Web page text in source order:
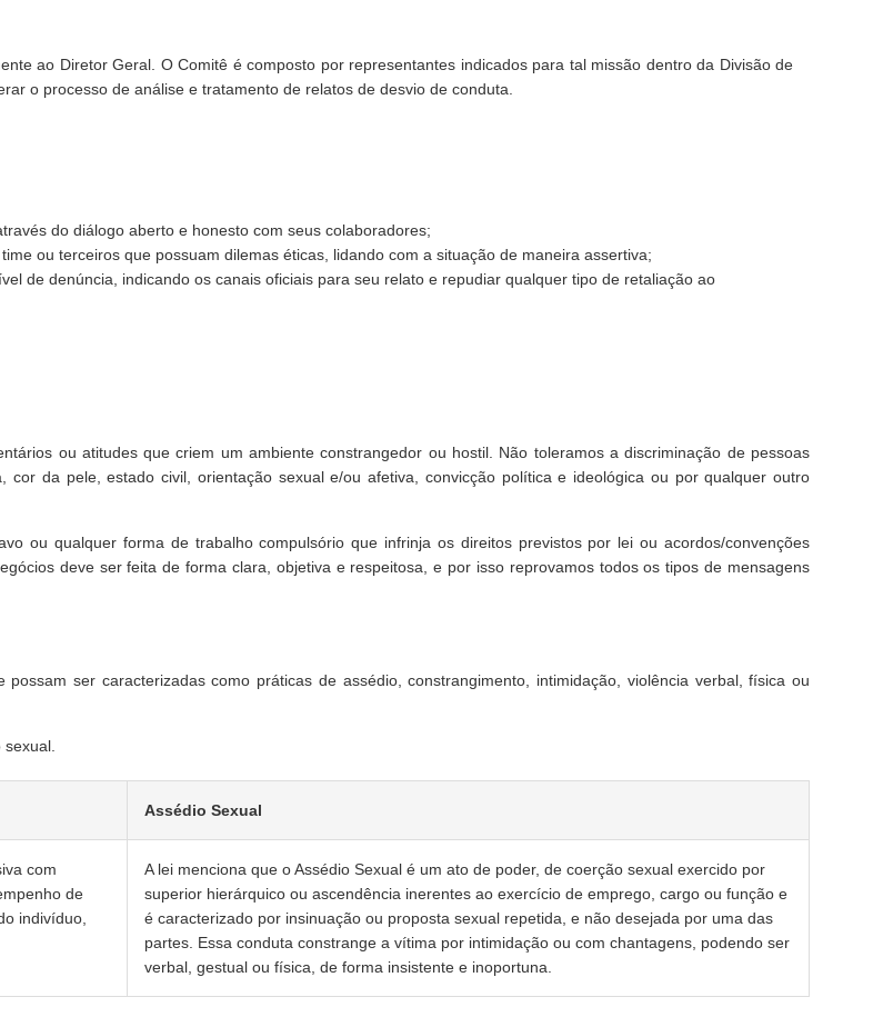
ao Diretor Geral. O Comitê é composto por representantes indicados para tal missão dentro da Divisão de
o processo de análise e tratamento de relatos de desvio de conduta.
do diálogo aberto e honesto com seus colaboradores;
ou terceiros que possuam dilemas éticas, lidando com a situação de maneira assertiva;
de denúncia, indicando os canais oficiais para seu relato e repudiar qualquer tipo de retaliação ao
ou atitudes que criem um ambiente constrangedor ou hostil. Não toleramos a discriminação de pessoas
da pele, estado civil, orientação sexual e/ou afetiva, convicção política e ideológica ou por qualquer outro
ou qualquer forma de trabalho compulsório que infrinja os direitos previstos por lei ou acordos/convenções
deve ser feita de forma clara, objetiva e respeitosa, e por isso reprovamos todos os tipos de mensagens
ser caracterizadas como práticas de assédio, constrangimento, intimidação, violência verbal, física ou
Assédio Sexual
com
de
indivíduo,
A lei menciona que o Assédio Sexual é um ato de poder, de coerção sexual exercido por
superior hierárquico ou ascendência inerentes ao exercício de emprego, cargo ou função e
é caracterizado por insinuação ou proposta sexual repetida, e não desejada por uma das
partes. Essa conduta constrange a vítima por intimidação ou com chantagens, podendo ser
verbal, gestual ou física, de forma insistente e inoportuna.